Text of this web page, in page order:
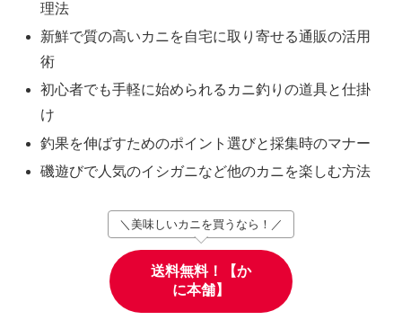
理法
新鮮で質の高いカニを自宅に取り寄せる通販の活用
術
初心者でも手軽に始められるカニ釣りの道具と仕掛
け
釣果を伸ばすためのポイント選びと採集時のマナー
磯遊びで人気のイシガニなど他のカニを楽しむ方法
＼美味しいカニを買うなら！／
送料無料！【か
に本舗】